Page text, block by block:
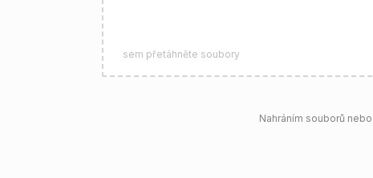
sem přetáhněte soubory
Nahráním souborů